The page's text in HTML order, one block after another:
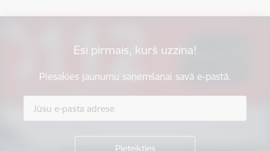
Esi pirmais, kurš uzzina!
Piesakies jaunumu saņemšanai savā e-pastā.